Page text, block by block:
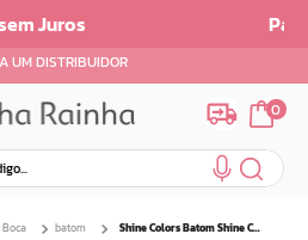
em até 6x sem juros
UM DISTRIBUIDOR
0
código...
Boca batom Shine Colors Batom Shine Colors Marrom Desejo Fps15 3,7 G